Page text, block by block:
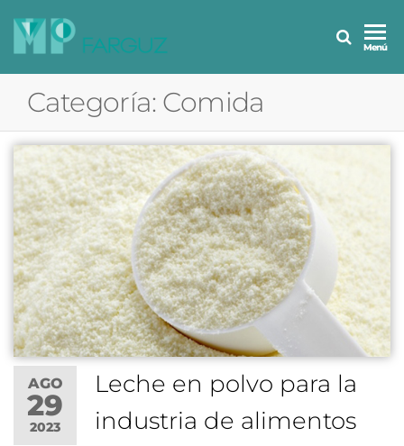
Farguz
Menú
Categoría: Comida
AGO
29
2023
Leche en polvo para la
industria de alimentos